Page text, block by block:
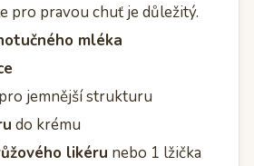
pro pravou chuť je důležitý.
mléka
pro jemnější strukturu
do krému
likéru nebo 1 lžička